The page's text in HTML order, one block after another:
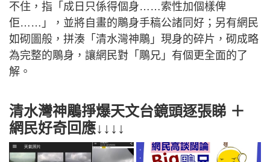
不住，指「成日只係得個身……索性加個樣俾
佢……」，並將自畫的鵰身手稿公諸同好；另有網民
如砌圖般，拼湊「清水灣神鵰」現身的碎片，砌成略
為完整的鵰身，讓網民對「鵰兄」有個更全面的了
解。
清水灣神鵰掙爆天文台鏡頭逐張睇 ＋
網民好奇回應↓↓↓↓